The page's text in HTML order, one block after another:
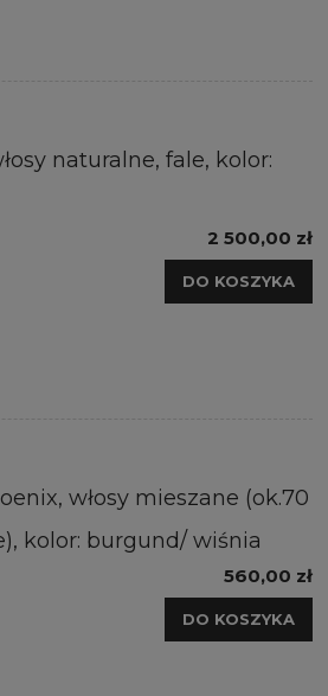
naturalne, fale, kolor:
2 500,00 zł
DO KOSZYKA
włosy mieszane (ok.70
kolor: burgund/ wiśnia
560,00 zł
DO KOSZYKA